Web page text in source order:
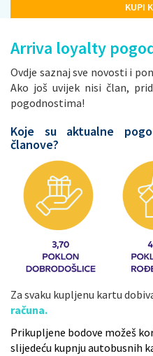
KUPI
Arriva loyalty
Ovdje saznaj sve novosti i
Ako još uvijek nisi član,
pogodnostima!
Koje su aktualne
članove?
Za svaku kupljenu kartu
računa.
Prikupljene bodove možeš
slijedeću kupnju autobusnih